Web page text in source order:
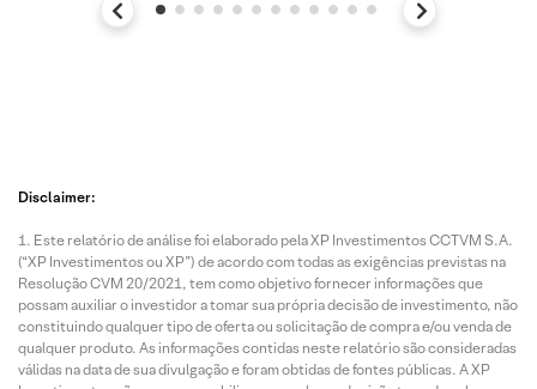
Disclaimer:
Este relatório de análise foi elaborado pela XP Investimentos CCTVM S.A.
(“XP Investimentos ou XP”) de acordo com todas as exigências previstas na
Resolução CVM 20/2021, tem como objetivo fornecer informações que
possam auxiliar o investidor a tomar sua própria decisão de investimento, não
constituindo qualquer tipo de oferta ou solicitação de compra e/ou venda de
qualquer produto. As informações contidas neste relatório são consideradas
válidas na data de sua divulgação e foram obtidas de fontes públicas. A XP